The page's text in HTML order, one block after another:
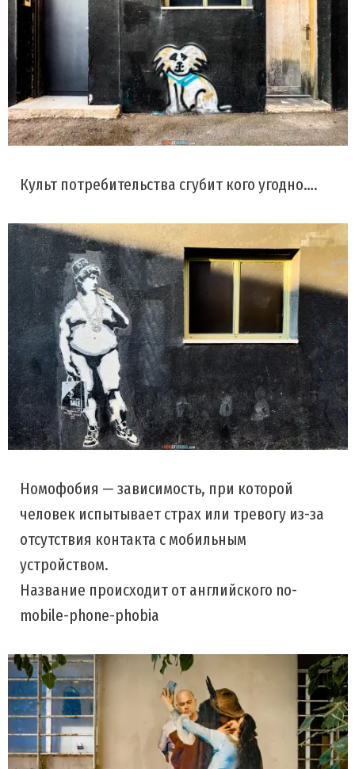
Культ потребительства сгубит кого угодно….
Номофобия — зависимость, при которой
человек испытывает страх или тревогу из-за
отсутствия контакта с мобильным
устройством.
Название происходит от английского no-
mobile-phone-phobia